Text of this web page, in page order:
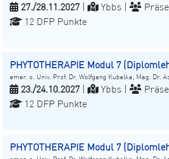
27./28.11.2027 Ybbs |
12 DFP Punkte
PHYTOTHERAPIE Modul 7
emer. o. Univ. Prof. Dr. Wolfgang Kubelka, Mag. Dr.
23./24.10.2027 Ybbs |
12 DFP Punkte
PHYTOTHERAPIE Modul 7